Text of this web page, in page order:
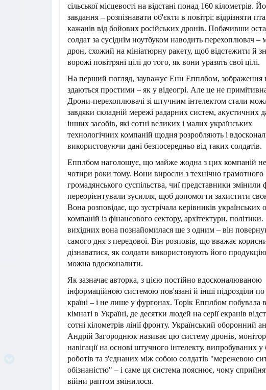
сільської місцевості на відстані понад 160 кілометрів.
завдання – розпізнавати об'єкти в повітрі: відрізняти
кажанів від бойових російських дронів. Побачивши
солдат за сусіднім ноутбуком наводить перехоплювач –
дрон, схожий на мініатюрну ракету, щоб відстежити й
ворожі повітряні цілі до того, як вони уразять свої цілі.
На перший погляд, зауважує Енн Епплбом, зображення
здаються простими – як у відеогрі. Але це не
Дрони-перехоплювачі зі штучним інтелектом стали
завдяки складній мережі радарних систем, акустичних
інших засобів, які сотні великих і малих українських
технологічних компаній щодня розробляють і
використовуючи дані безпосередньо від таких солдатів.
Епплбом наголошує, що майже жодна з цих компаній не
чотири роки тому. Вони виросли з технічно грамотного
громадянського суспільства, чиї представники змінили
переорієнтували зусилля, щоб допомогти захистити
Вона розповідає, що зустрічала керівників українських
компаній із фінансового сектору, архітектури,
вихідних вона познайомилася ще з одним – він
самого дня з передової. Він розповів, що вважає
дізнаватися, як солдати використовують його продукцію
можна вдосконалити.
Як зазначає авторка, з цією постійно вдосконалюваною
інформаційною системою пов'язані й інші підрозділи по
країні – і не лише у фургонах. Торік Епплбом побувала
кімнаті в Україні, де десятки людей на серії екранів
сотні кілометрів лінії фронту. Український оборонний
Андрій Загороднюк називає цю систему дронів,
навігації на основі штучного інтелекту, випробуваних у
роботів та з'єднаних між собою солдатів "мережевою
обізнаністю" – і саме ця система пояснює, чому
війни раптом змінилося.